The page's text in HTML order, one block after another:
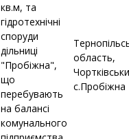
кв.м, та
гідротехнічні
споруди
дільниці
"Пробіжна",
що
перебувають
на балансі
комунального
область,
с.Пробіжна